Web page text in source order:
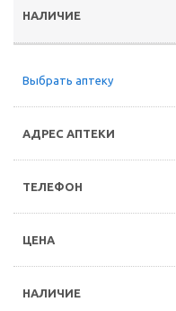
Выбрать аптеку